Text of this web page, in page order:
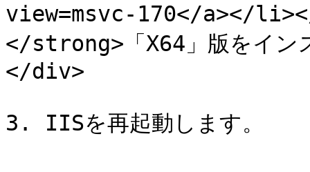
view=msvc-170</a></
</strong>「X64」版をイン
</div>
3. IISを再起動します。